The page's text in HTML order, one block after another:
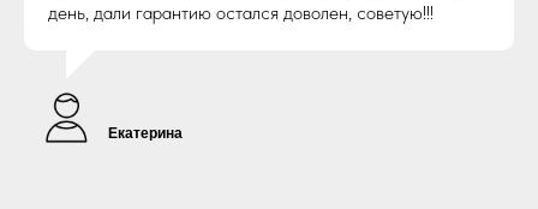
день, дали гарантию остался доволен, советую!!!
Екатерина